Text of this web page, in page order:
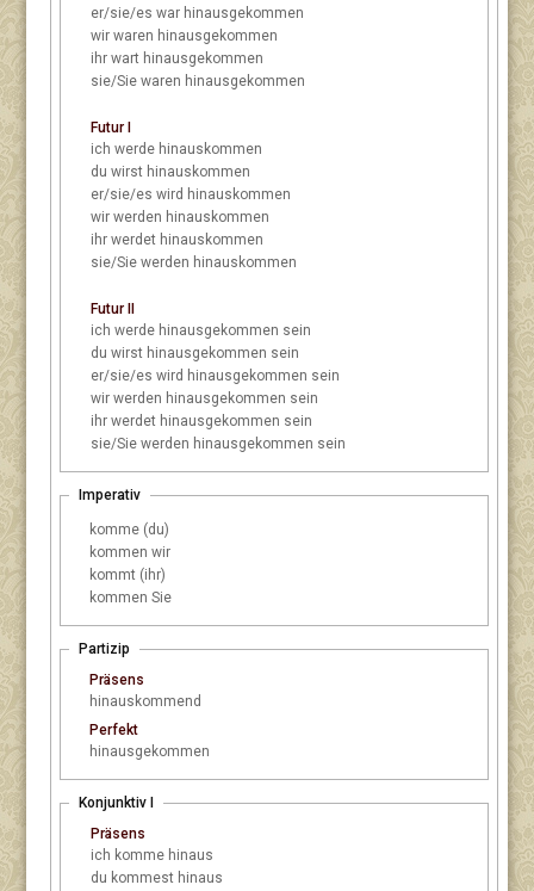
er/sie/es war hinausgekommen
wir waren hinausgekommen
ihr wart hinausgekommen
sie/Sie waren hinausgekommen
Futur I
ich werde hinauskommen
du wirst hinauskommen
er/sie/es wird hinauskommen
wir werden hinauskommen
ihr werdet hinauskommen
sie/Sie werden hinauskommen
Futur II
ich werde hinausgekommen sein
du wirst hinausgekommen sein
er/sie/es wird hinausgekommen sein
wir werden hinausgekommen sein
ihr werdet hinausgekommen sein
sie/Sie werden hinausgekommen sein
Imperativ
komme (du)
kommen wir
kommt (ihr)
kommen Sie
Partizip
Präsens
hinauskommend
Perfekt
hinausgekommen
Konjunktiv I
Präsens
ich komme hinaus
du kommest hinaus